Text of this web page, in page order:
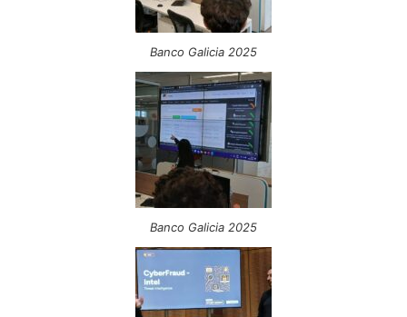
Banco Galicia 2025
Banco Galicia 2025